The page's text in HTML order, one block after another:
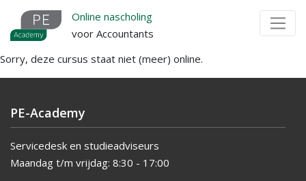
Overslaan
naar
de
inhoud
Online nascholing
voor Accountants
Sorry, deze cursus staat niet (meer) online.
PE-Academy
Servicedesk en studieadviseurs
Maandag t/m vrijdag: 8:30 - 17:00